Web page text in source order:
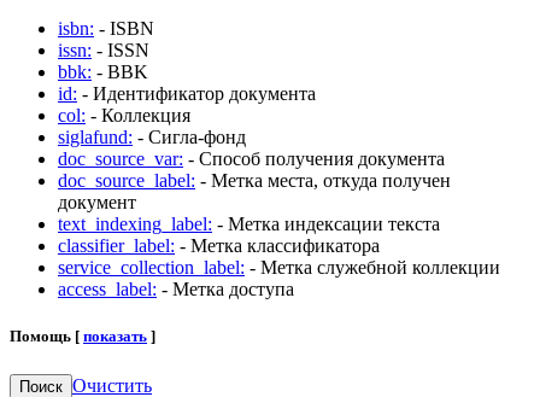
isbn: - ISBN
issn: - ISSN
bbk: - BBK
id: - Идентификатор документа
col: - Коллекция
siglafund: - Сигла-фонд
doc_source_var: - Способ получения документа
doc_source_label: - Метка места, откуда получен
документ
text_indexing_label: - Метка индексации текста
classifier_label: - Метка классификатора
service_collection_label: - Метка служебной коллекции
access_label: - Метка доступа
Помощь [ показать ]
Поиск Очистить